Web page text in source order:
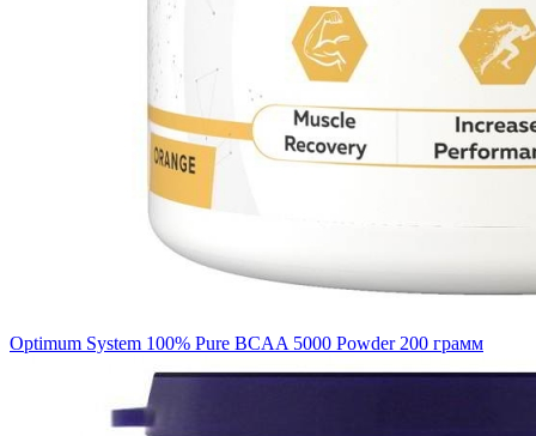
Optimum System 100% Pure BCAA 5000 Powder 200 грамм